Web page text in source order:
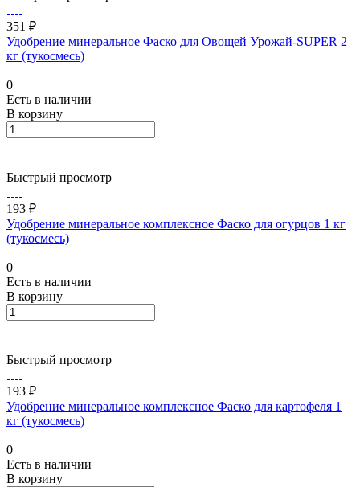
351 ₽
Удобрение минеральное Фаско для Овощей Урожай-SUPER 2
кг (тукосмесь)
0
Есть в наличии
В корзину
Быстрый просмотр
193 ₽
Удобрение минеральное комплексное Фаско для огурцов 1 кг
(тукосмесь)
0
Есть в наличии
В корзину
Быстрый просмотр
193 ₽
Удобрение минеральное комплексное Фаско для картофеля 1
кг (тукосмесь)
0
Есть в наличии
В корзину